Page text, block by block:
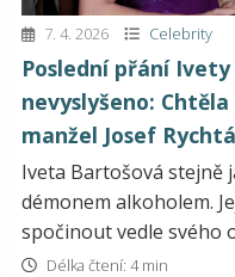
7. 4. 2026 Celebrity
Poslední přání
nevyslyšeno:
manžel Josef
Iveta Bartošová stejně
démonem alkoholem.
spočinout vedle svého
Délka čtení: 4 min